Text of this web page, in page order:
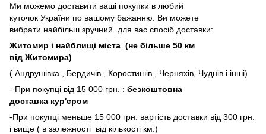
Ми можемо доставити ваші покупки в любий
куточок України по вашому бажанню. Ви можете
вибрати найбільш зручний для вас спосіб доставки:
Житомир і найблищі міста (не більше 50 км
від Житомира)
( Андрушівка , Бердичів , Коростишів , Черняхів, Чуднів і інші)
- При покупці від 15 000 грн. : безкоштовна
доставка кур'єром
-При покупці меньше 15 000 грн. вартість доставки від 300 грн.
і вище ( в залежності від кількості км.)